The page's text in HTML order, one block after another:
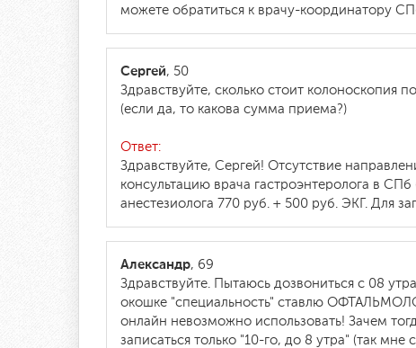
можете обратиться к врачу-координатору
Сергей, 50
Здравствуйте, сколько стоит колоноскопия
(если да, то какова сумма приема?)
Ответ:
Здравствуйте, Сергей! Отсутствие
консультацию врача гастроэнтеролога в
анестезиолога 770 руб. + 500 руб. ЭКГ. Для
Александр, 69
Здравствуйте. Пытаюсь дозвониться с 08
окошке "специальность" ставлю
онлайн невозможно использовать! Зачем
записаться только "10-го, до 8 утра" (так